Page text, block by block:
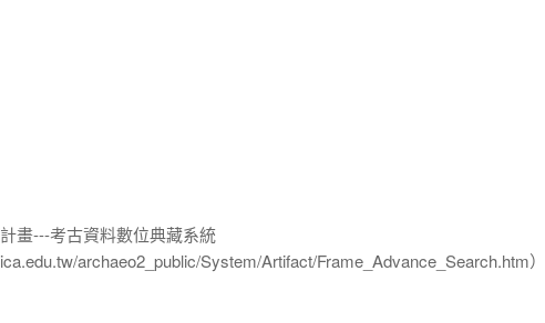
畫---考古資料數位典藏系統
archaeo2_public/System/Artifact/Frame_Advance_Search.htm）